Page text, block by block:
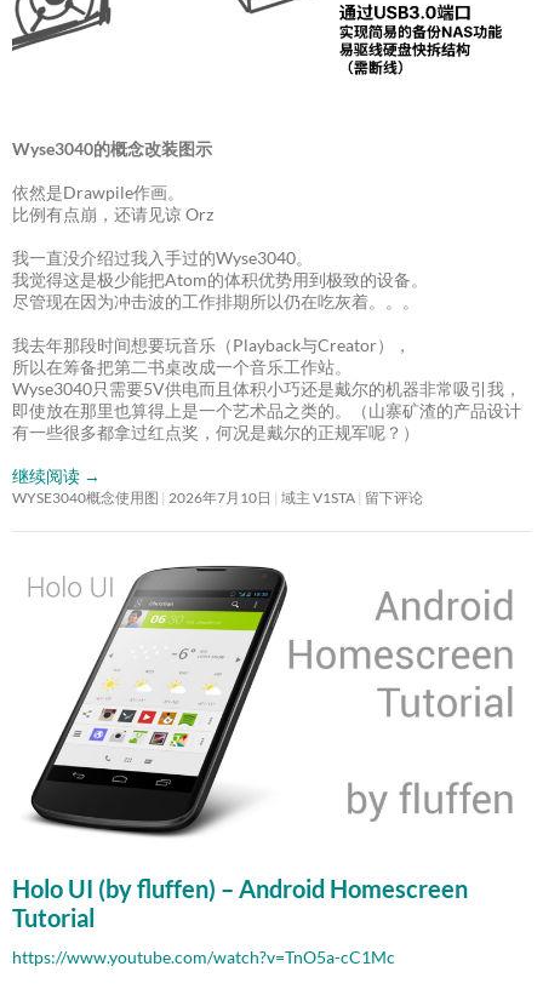
Wyse3040的概念改装图示
依然是Drawpile作画。
比例有点崩，还请见谅 Orz
我一直没介绍过我入手过的Wyse3040。
我觉得这是极少能把Atom的体积优势用到极致的设备。
尽管现在因为冲击波的工作排期所以仍在吃灰着。。。
我去年那段时间想要玩音乐（Playback与Creator），
所以在筹备把第二书桌改成一个音乐工作站。
Wyse3040只需要5V供电而且体积小巧还是戴尔的机器非常吸引我，
即使放在那里也算得上是一个艺术品之类的。（山寨矿渣的产品设计
有一些很多都拿过红点奖，何况是戴尔的正规军呢？）
继续阅读 →
WYSE3040概念使用图 2026年7月10日 域主 V1STA 留下评论
Holo UI (by fluffen) – Android Homescreen
Tutorial
https://www.youtube.com/watch?v=TnO5a-cC1Mc